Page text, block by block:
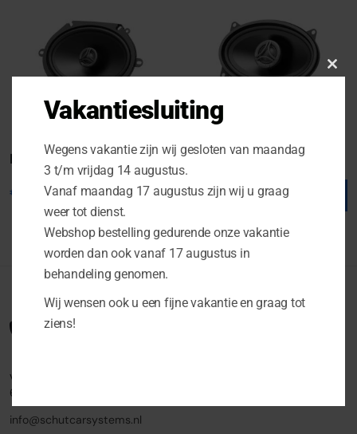
Boxmore LXE C570 S3.1
€ 89.00
Boxmore LXE C460 S3.1
€79.00
Vlamoven 15
6826 TM Arnhem
info@schutcarsystems.nl
Vakantiesluiting
Wegens vakantie zijn wij gesloten van maandag
3 t/m vrijdag 14 augustus.
Vanaf maandag 17 augustus zijn wij u graag
weer tot dienst.
Webshop bestelling gedurende onze vakantie
worden dan ook vanaf 17 augustus in
behandeling genomen.
Wij wensen ook u een fijne vakantie en graag tot
ziens!